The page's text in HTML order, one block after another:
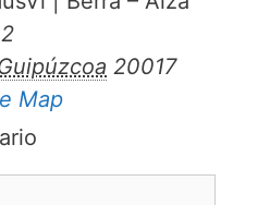
20017
Map